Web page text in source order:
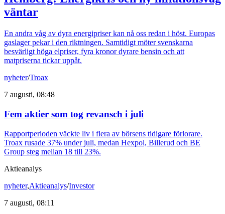
väntar
En andra våg av dyra energipriser kan nå oss redan i höst. Europas
gaslager pekar i den riktningen. Samtidigt möter svenskarna
besvärligt höga elpriser, fyra kronor dyrare bensin och att
matpriserna tickar uppåt.
nyheter/Troax
7 augusti, 08:48
Fem aktier som tog revansch i juli
Rapportperioden väckte liv i flera av börsens tidigare förlorare.
Troax rusade 37% under juli, medan Hexpol, Billerud och BE
Group steg mellan 18 till 23%.
Aktieanalys
nyheter,Aktieanalys/Investor
7 augusti, 08:11